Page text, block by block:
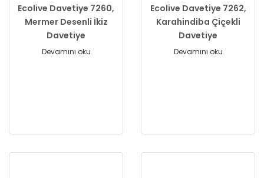
Ecolive Davetiye 7260,
Mermer Desenli İkiz
Davetiye
Devamını oku
Ecolive Davetiye 7262,
Karahindiba Çiçekli
Davetiye
Devamını oku